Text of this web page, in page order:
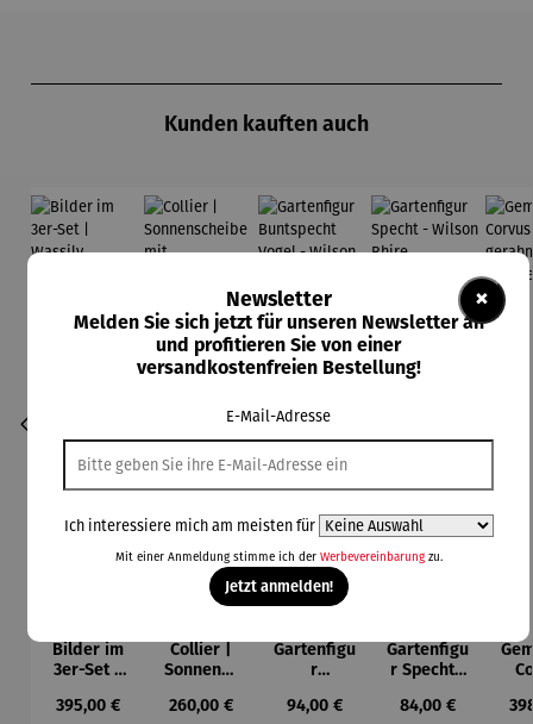
Kunden kauften auch
Durchschnittliche Bewertung von 5 von 5 Sternen
Bilder im
3er-Set |
Kandinsky
Regulärer Preis:
395,00 €
Collier |
Sonnensc
Malachitp
Regulärer Preis:
260,00 €
Gartenfigu
r
t Vogel -
Regulärer Preis:
94,00 €
Gartenfigu
r Specht -
Bhire
Regulärer Preis:
84,00 €
×
Newsletter
Melden Sie sich jetzt für unseren Newsletter an
und profitieren Sie von einer
versandkostenfreien Bestellung!
E-Mail-Adresse
Ich interessiere mich am meisten für
Mit einer Anmeldung stimme ich der Werbevereinbarungzu.
Jetzt anmelden!